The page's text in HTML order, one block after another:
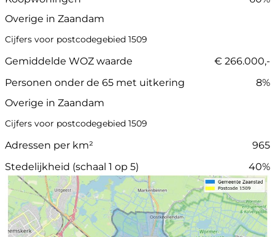
Overige in Zaandam
Cijfers voor postcodegebied 1509
Gemiddelde WOZ waarde
€ 266.000,-
Personen onder de 65 met uitkering
8%
Overige in Zaandam
Cijfers voor postcodegebied 1509
Adressen per km²
965
Stedelijkheid (schaal 1 op 5)
40%